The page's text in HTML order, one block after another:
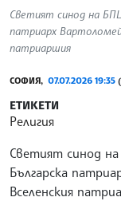
Светият синод на
патриарх
патриаршия
СОФИЯ, 07.07.2026 19:35
ЕТИКЕТИ
Религия
Светият синод на
Българска
Вселенския